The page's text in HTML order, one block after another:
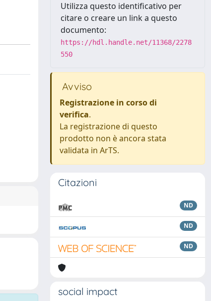
Utilizza questo identificativo per
citare o creare un link a questo
documento:
https://hdl.handle.net/11368/2278
550
Avviso
Registrazione in corso di
verifica.
La registrazione di questo
prodotto non è ancora stata
validata in ArTS.
Citazioni
ND
ND
ND
social impact